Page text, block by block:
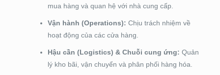
mua hàng và quan hệ với nhà cung cấp.
Vận hành (Operations): Chịu trách nhiệm về
hoạt động của các cửa hàng.
Hậu cần (Logistics) & Chuỗi cung ứng: Quản
lý kho bãi, vận chuyển và phân phối hàng hóa.